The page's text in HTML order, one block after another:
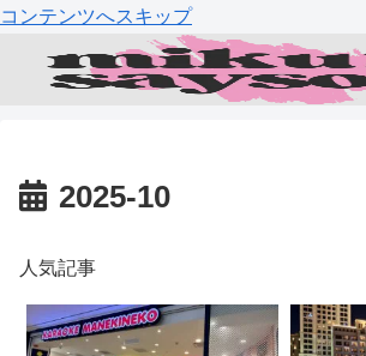
コンテンツへスキップ
2025-10
人気記事